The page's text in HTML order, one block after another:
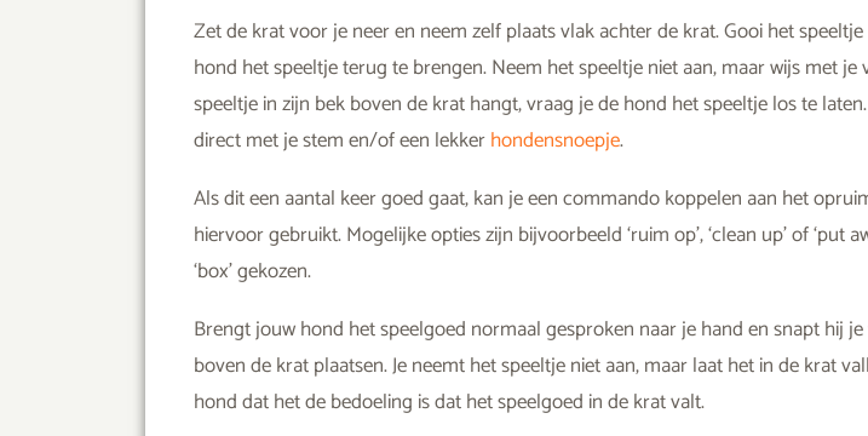
Zet de krat voor je neer en neem zelf plaats vlak achter de krat. Gooi het
hond het speeltje terug te brengen. Neem het speeltje niet aan, maar wijs met
speeltje in zijn bek boven de krat hangt, vraag je de hond het speeltje los te
direct met je stem en/of een lekkerhondensnoepje.
Als dit een aantal keer goed gaat, kan je een commando koppelen aan het
hiervoor gebruikt. Mogelijke opties zijn bijvoorbeeld ‘ruim op’, ‘clean up’ of ‘put
‘box’ gekozen.
Brengt jouw hond het speelgoed normaal gesproken naar je hand en snapt hij
boven de krat plaatsen. Je neemt het speeltje niet aan, maar laat het in de krat
hond dat het de bedoeling is dat het speelgoed in de krat valt.